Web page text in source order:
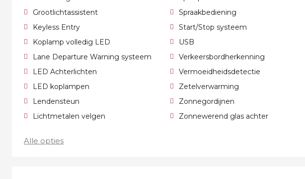
Grootlichtassistent
Keyless Entry
Koplamp volledig LED
Lane Departure Warning systeem
LED Achterlichten
LED koplampen
Lendensteun
Lichtmetalen velgen
Spraakbediening
Start/Stop systeem
USB
Verkeersbordherkenning
Vermoeidheidsdetectie
Zetelverwarming
Zonnegordijnen
Zonnewerend glas achter
Alle opties